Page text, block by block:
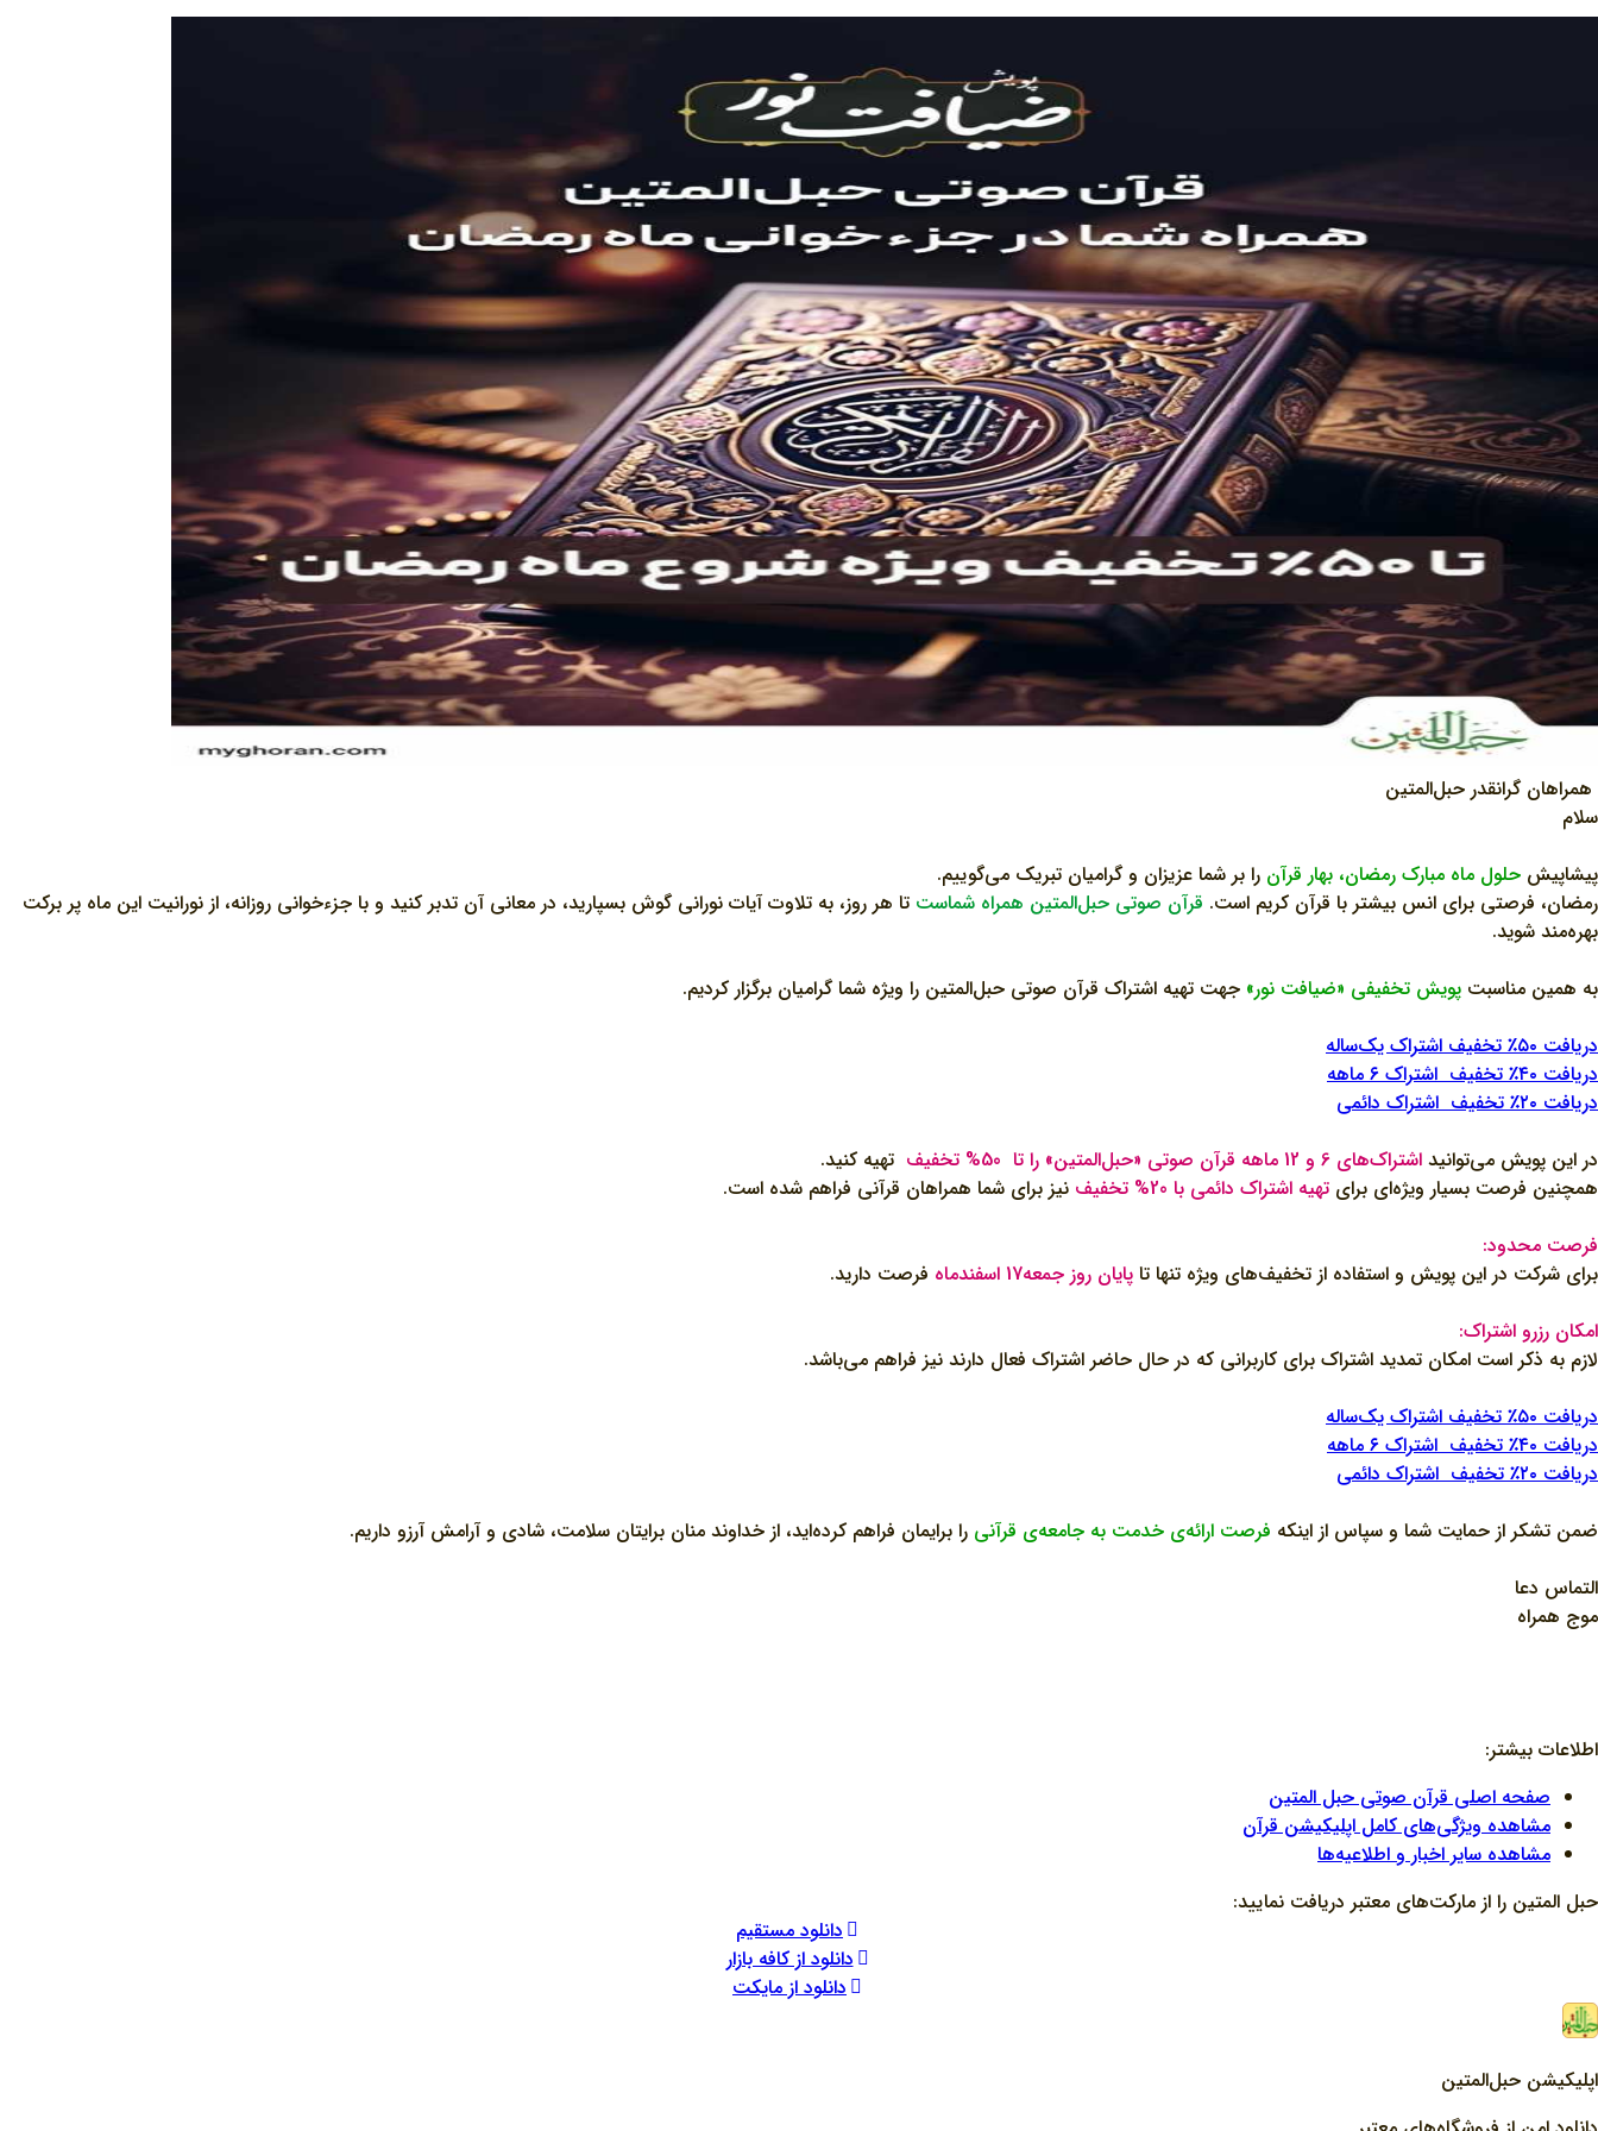
همراهان گرانقدر حبل‌المتین
سلام
پیشاپیش حلول ماه مبارک رمضان، بهار قرآن را بر شما عزیزان و گرامیان تبریک می‌گوییم.
رمضان، فرصتی برای انس بیشتر با قرآن کریم است. قرآن صوتی حبل‌المتین همراه شماست تا هر روز، به تلاوت آیات نورانی گوش بسپارید، در معانی آن تدبر کنید و با جزءخوانی روزانه، از نورانیت این ماه پر برکت
بهره‌مند شوید.
به همین مناسبت پویش تخفیفی «ضیافت نور» جهت تهیه اشتراک قرآن صوتی حبل‌المتین را ویژه شما گرامیان برگزار کردیم.
دریافت ۵۰٪ تخفیف اشتراک یک‌ساله
دریافت ۴۰٪ تخفیف اشتراک ۶ ماهه
دریافت ۲۰٪ تخفیف اشتراک دائمی
در این پویش می‌توانید اشتراک‌های 6 و 12 ماهه قرآن صوتی «حبل‌المتین» را تا 50% تخفیف
تهیه کنید.
همچنین فرصت بسیار ویژه‌ای برای تهیه اشتراک دائمی با 20% تخفیف
نیز برای شما همراهان قرآنی فراهم شده است.
فرصت محدود:
برای شرکت در این پویش و استفاده از تخفیف‌های ویژه تنها تا پایان روز جمعه17 اسفندماه
فرصت دارید.
امکان رزرو اشتراک:
لازم به ذکر است امکان تمدید اشتراک برای کاربرانی که در حال حاضر اشتراک فعال دارند نیز فراهم می‌باشد.
دریافت ۵۰٪ تخفیف اشتراک یک‌ساله
دریافت ۴۰٪ تخفیف اشتراک ۶ ماهه
دریافت ۲۰٪ تخفیف اشتراک دائمی
ضمن تشکر از حمایت شما و سپاس از اینکه فرصت ارائه‌ی خدمت به جامعه‌ی قرآنی را برایمان فراهم کرده‌اید، از خداوند منان برایتان سلامت، شادی و آرامش آرزو داریم.
التماس دعا
موج همراه
اطلاعات بیشتر:
صفحه اصلی قرآن صوتی حبل المتین
مشاهده ویژگی‌های کامل اپلیکیشن قرآن
مشاهده سایر اخبار و اطلاعیه‌ها
حبل المتین را از مارکت‌های معتبر دریافت نمایید:
دانلود مستقیم
دانلود از کافه بازار
دانلود از مایکت
اپلیکیشن حبل‌المتین